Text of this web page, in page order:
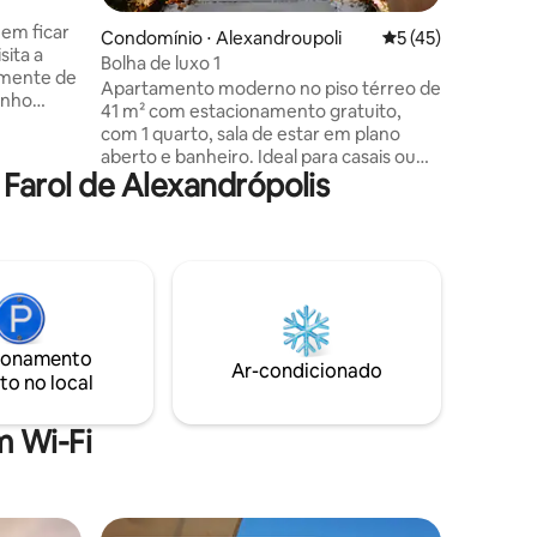
a
de
que
Condomínio ⋅ Alexandroupoli 5 de uma
5 (45)
Bolha de luxo 1
Apartamento moderno no piso térreo de
41 m² com estacionamento gratuito,
com 1 quarto, sala de estar em plano
aberto e banheiro. Ideal para casais ou
uma família com até 2 crianças. Tem uma
cama de casal, 1 sofá-cama, uma cozinha
especial foi construído em 2025 e está
localizado no centro, a apenas 200m da
de Alexandrópolis
no local
Ar-condicionado
Wi-Fi